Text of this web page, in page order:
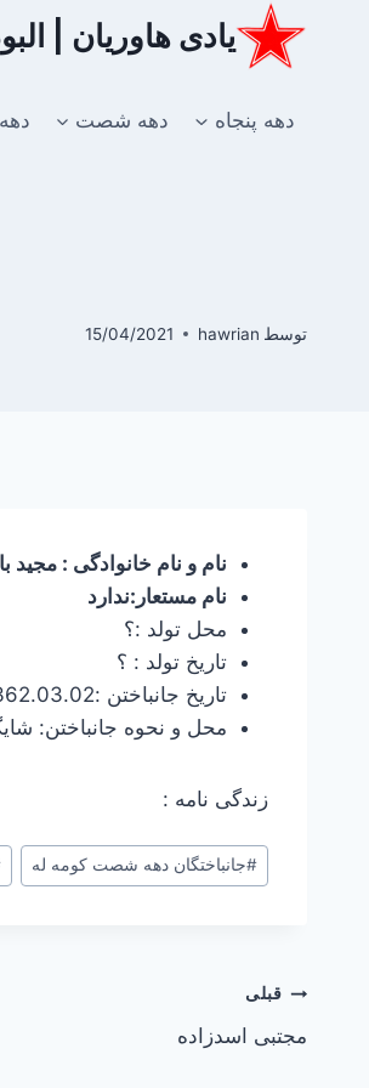
یادی هاوریان |
دهه پنجاه دهه شصت
توسط hawrian
15/04/2021
نام و نام خانوادگی : مجید
نام مستعار:ندارد
محل تولد :؟
تاریخ تولد : ؟
تاریخ جانباختن :1362.03.02
محل و نحوه جانباختن:
زندگی نامه :
#جانباختگان دهه شصت کومه له
راهبری
نوشته
قبلی
مجتبی اسدزاده